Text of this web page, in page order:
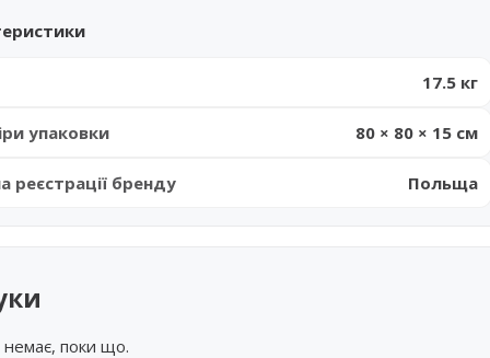
17.5 кг
упаковки 80 × 80 × 15 см
реєстрації бренду Польща
немає, поки що.